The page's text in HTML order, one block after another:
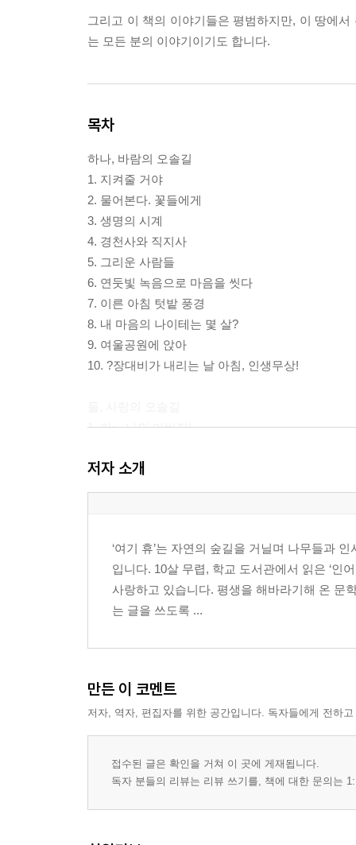
그리고 이 책의 이야기들은 평범하지만, 이 땅에
는 모든 분의 이야기이기도 합니다.
목차
하나, 바람의 오솔길
1. 지켜줄 거야
2. 물어본다. 꽃들에게
3. 생명의 시계
4. 경천사와 직지사
5. 그리운 사람들
6. 연둣빛 녹음으로 마음을 씻다
7. 이른 아침 텃밭 풍경
8. 내 마음의 나이테는 몇 살?
9. 여울공원에 앉아
10. ?장대비가 내리는 날 아침, 인생무상!
1. 아~, 나의 아버지!
3. 아무것도 할 수 없는 무력감 앞에서
4. 큰오빠와 동생
7. 사랑하는 아들에게
8. 망미동 형님
9. 마지막 인사
10. 부모로 살아간다는 것은?
2. 얼마나 답답하면!
3. 운동회 연습
4. 작두콩 사건
5. 못 말리는 아이들
6. 흐르는 강물처럼
9. 일상이 주는 기쁨과 고단함
저자 소개
‘여기 휴’는 자연의 숲길을 거닐며 나무들과
입니다. 10살 무렵, 학교 도서관에서 읽은 ‘인
사랑하고 있습니다. 평생을 해바라기해 온 문
는 글을 쓰도록 ...
만든 이 코멘트
저자, 역자, 편집자를 위한 공간입니다. 독자들에게 전하
접수된 글은 확인을 거쳐 이 곳에 게재됩니다.
독자 분들의 리뷰는 리뷰 쓰기를, 책에 대한 문의는